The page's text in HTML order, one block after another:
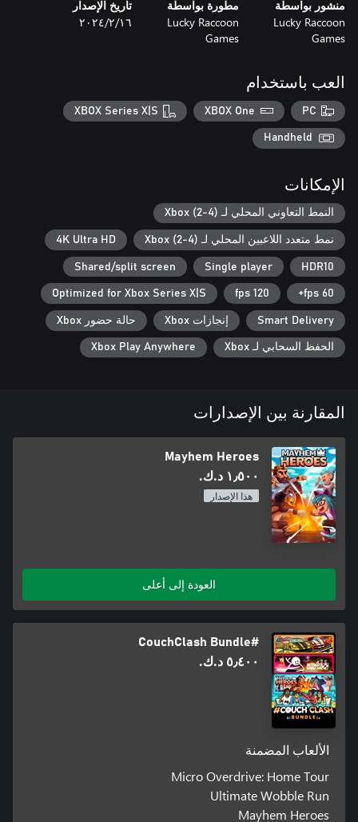
have a challenge to face, from angry skeletons, to earthquakes
Despite the really simple mechanics that anyone can play, it is
necessary to have a strategy to survive enemy attacks and also
the obstacles and challenges of each arena. Be smart and always
have a strategy in mind, as the game can change at any
Nothing like laughing at someone's face, right? All Mayhem
Heroes game modes (versus or co-op) support 1-4 players.
منشور بواسطة
Lucky Raccoon
Games
مطورة بواسطة
Lucky Raccoon
Games
تاريخ الإصدار
١٦‏/٢‏/٢٠٢٤
العب باستخدام
PC
XBOX One
XBOX Series X|S
Handheld
الإمكانات
النمط التعاوني المحلي لـ Xbox (2-4)
نمط متعدد اللاعبين المحلي لـ Xbox (2-4) 4K Ultra HD
HDR10
Single player
Shared/split screen
60 fps+
120 fps
Optimized for Xbox Series X|S
Smart Delivery إنجازات Xbox حالة حضور Xbox
الحفظ السحابي لـ Xbox Xbox Play Anywhere
المقارنة بين الإصدارات
Mayhem Heroes
١٫٥٠٠ د.ك.‏
هذا الإصدار
العودة إلى أعلى
#CouchClash Bundle
٥٫٤٠٠ د.ك.‏
الألعاب المضمنة
Micro Overdrive: Home Tour
Ultimate Wobble Run
Mayhem Heroes